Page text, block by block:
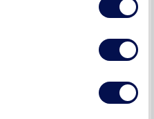
BEHAGLIGT
dörrar med